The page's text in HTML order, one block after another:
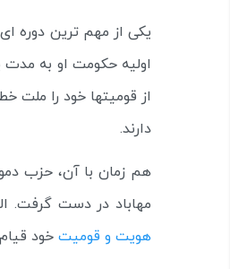
یکی از مهم ترین دوره
اولیه حکومت او به
از قومیتها خود را ملت
دارند.
هم زمان با آن، حزب
مهاباد در دست گرفت.
هویت و قومیت خود